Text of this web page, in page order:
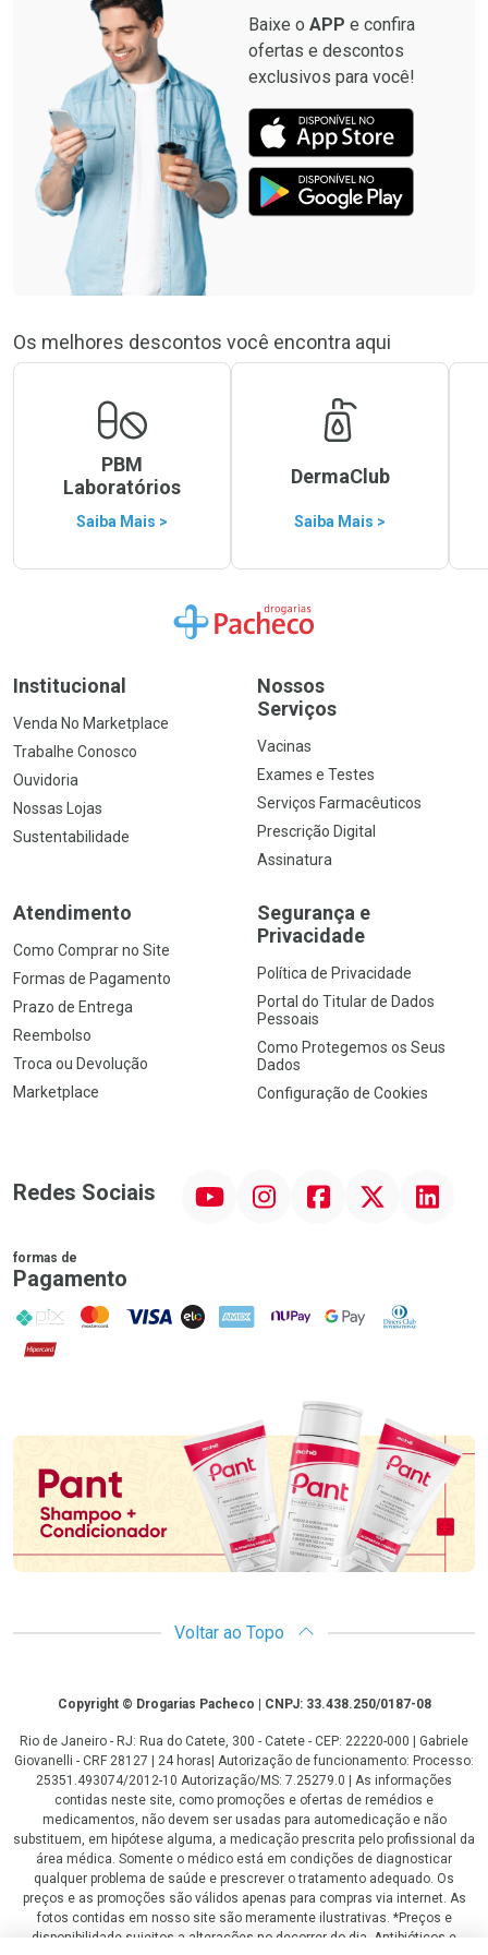
Baixe o APP e confira
ofertas e descontos
exclusivos para você!
Os melhores descontos você encontra aqui
PBM
Laboratórios
Saiba Mais >
DermaClub
Saiba Mais >
Ir para a Home
Institucional
Venda No Marketplace
Trabalhe Conosco
Ouvidoria
Nossas Lojas
Sustentabilidade
Nossos
Serviços
Vacinas
Exames e Testes
Serviços Farmacêuticos
Prescrição Digital
Assinatura
Atendimento
Como Comprar no Site
Formas de Pagamento
Prazo de Entrega
Reembolso
Troca ou Devolução
Marketplace
Segurança e
Privacidade
Política de Privacidade
Portal do Titular de Dados
Pessoais
Como Protegemos os Seus
Dados
Configuração de Cookies
Redes Sociais InstagramFacebook Linkedin
formas de
Pagamento
PIX MasterCard
VISA ELO AMEX NuPay Google PayDiners Club
Hipercard
Promoção em Destaque
Voltar ao Topo
CopyrightCopyright © Drogarias Pacheco | CNPJ: 33.438.250/0187-08
Rio de Janeiro - RJ: Rua do Catete, 300 - Catete - CEP: 22220-000 | Gabriele
Giovanelli - CRF 28127 | 24 horas| Autorização de funcionamento: Processo:
25351.493074/2012-10 Autorização/MS: 7.25279.0 | As informações
contidas neste site, como promoções e ofertas de remédios e
medicamentos, não devem ser usadas para automedicação e não
substituem, em hipótese alguma, a medicação prescrita pelo profissional da
área médica. Somente o médico está em condições de diagnosticar
qualquer problema de saúde e prescrever o tratamento adequado. Os
preços e as promoções são válidos apenas para compras via internet. As
fotos contidas em nosso site são meramente ilustrativas. *Preços e
disponibilidade sujeitos a alterações no decorrer do dia. Antibióticos e